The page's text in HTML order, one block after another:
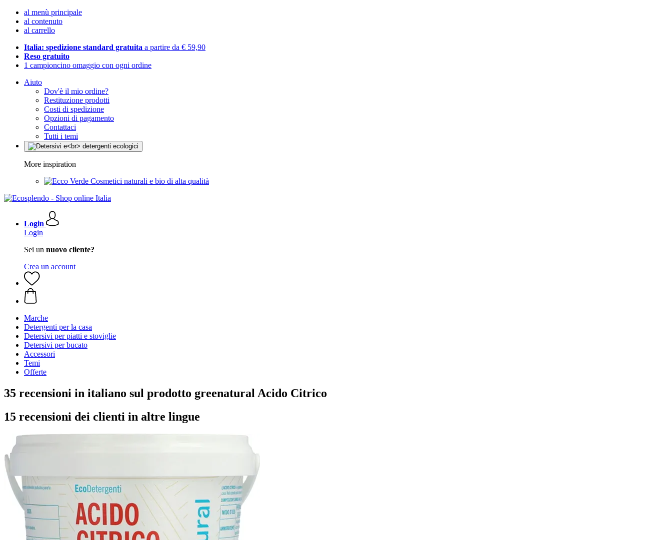
al menù principale
al contenuto
al carrello
Italia: spedizione standard gratuita a partire da € 59,90
Reso gratuito
1 campioncino omaggio con ogni ordine
Aiuto
Dov'è il mio ordine?
Restituzione prodotti
Costi di spedizione
Opzioni di pagamento
Contattaci
Tutti i temi
More inspiration
Cosmetici naturali e bio di alta qualità
Login
Login
Sei un nuovo cliente?
Crea un account
Marche
Detergenti per la casa
Detersivi per piatti e stoviglie
Detersivi per bucato
Accessori
Temi
Offerte
35 recensioni in italiano sul prodotto greenatural Acido Citrico
15 recensioni dei clienti in altre lingue